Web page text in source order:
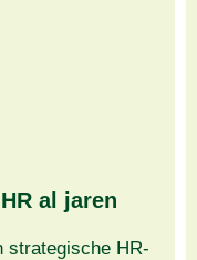
al jaren
strategische HR-